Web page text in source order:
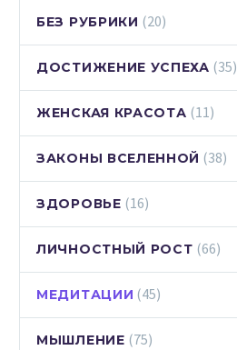
БЕЗ РУБРИКИ (20)
ДОСТИЖЕНИЕ УСПЕХА (35)
ЖЕНСКАЯ КРАСОТА (11)
ЗАКОНЫ ВСЕЛЕННОЙ (38)
ЗДОРОВЬЕ (16)
ЛИЧНОСТНЫЙ РОСТ (66)
МЕДИТАЦИИ (45)
МЫШЛЕНИЕ (75)